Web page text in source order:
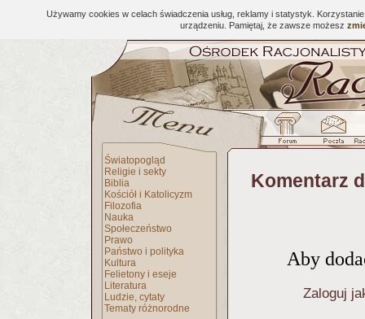
Używamy cookies w celach świadczenia usług, reklamy i statystyk.
urządzeniu. Pamiętaj, że zawsze możesz
Światopogląd
Religie i sekty
Biblia
Kościół i Katolicyzm
Filozofia
Nauka
Społeczeństwo
Prawo
Państwo i polityka
Kultura
Felietony i eseje
Literatura
Ludzie, cytaty
Tematy różnorodne
Komentarz
Aby
Zaloguj